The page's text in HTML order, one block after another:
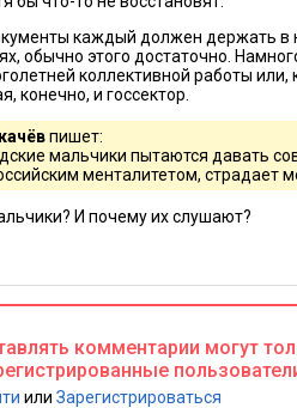
каждый должен держать в
обычно этого достаточно.
коллективной работы
конечно, и госсектор.
пишет:
мальчики пытаются давать
менталитетом, страдает
И почему их слушают?
комментарии могут
или Зарегистрироваться